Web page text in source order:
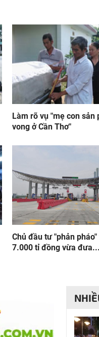
Làm rõ vụ "mẹ con sản
vong ở Cần Thơ"
Chủ đầu tư "phản
7.000 tỉ đồng vừa đưa...